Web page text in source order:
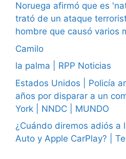
Noruega afirmó que es
trató de un ataque
hombre que causó varios
Camilo
la palma | RPP Noticias
Estados Unidos | Policía
años por disparar a un
York | NNDC | MUNDO
¿Cuándo diremos adiós a
Auto y Apple CarPlay? |